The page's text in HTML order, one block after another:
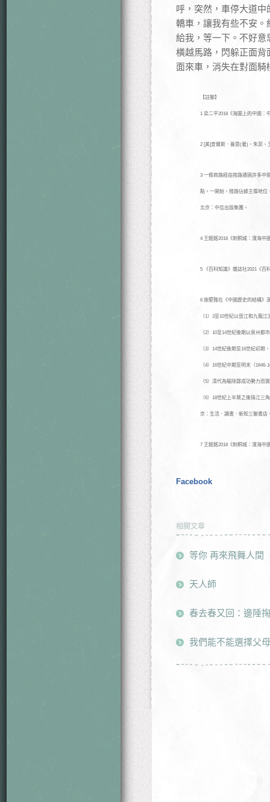
呼，突然，車停大道
轎車，讓我有些不安
給我，等一下。不好
橫越馬路，閃躲正面
面來車，消失在對面
【註腳】
1 梁二平2018《海圖上的中國：
2 [美]查爾斯．曼恩(著)，朱菲、
3 一條商路經由陸路通過許多中
點。一開始，陸路佔據主導地位
北京：中信出版集團。
4 王銘銘2018《刺桐城：濱海中
5 《百科知識》雜誌社2021《百
6 施堅雅在《中國歷史的結構》
（1）3至10世紀以晉江和九龍
（2）10至14世紀後期以泉州都
（3）14世紀後期至16世紀初期
（4）16世紀中期至明末（
（5）清代為驅除鄭成功勢力而
（6）18世紀上半葉之後珠江三
京：生活．讀書．新知三聯書店
7 王銘銘2018《刺桐城：濱海中
Facebook
相關文章
等你 再來飛舞人間
天人師
春去春又回：邊陲
我們能不能選擇父母